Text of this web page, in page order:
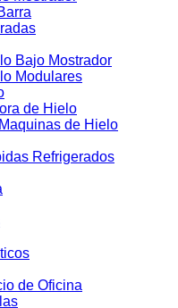
Bajo Mostrador
Modulares
de Hielo
de Hielo
Refrigerados
de Oficina